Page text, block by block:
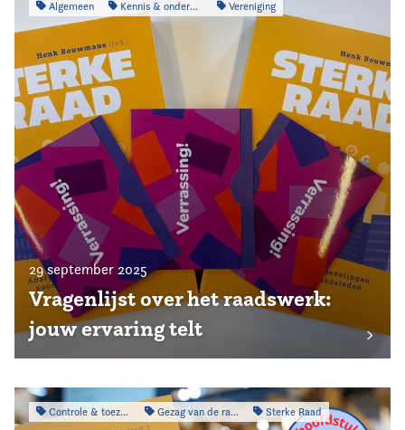
Algemeen Kennis & onderzoek Vereniging
29 september 2025
Vragenlijst over het raadswerk:
jouw ervaring telt
Controle & toezicht Gezag van de raad Sterke Raad